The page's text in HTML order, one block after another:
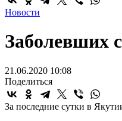
Новости
Заболевших
21.06.2020 10:08
Поделиться
За последние сутки в